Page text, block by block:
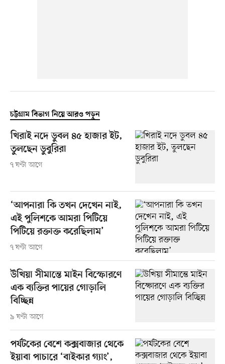
চট্টগ্রাম বিভাগ নিয়ে আরও পড়ুন
খিরাই নদে ডুবল ৪৫ হাজার ইট,
তুলছেন ডুবুরিরা
৭ ঘণ্টা আগে
‘আপনারা কি তখন দেখেন নাই,
এই পুলিশকে আমরা পিটিয়ে
পিটিয়ে রক্তাক্ত করেছিলাম’
৭ ঘণ্টা আগে
উখিয়া সীমান্তে মাইন বিস্ফোরণে
এক ব্যক্তির পায়ের গোড়ালি
বিচ্ছিন্ন
৯ ঘণ্টা আগে
পর্যটকের বেশে কক্সবাজার থেকে
ইয়াবা পাচারে ‘বাইকার গ্যাং’,